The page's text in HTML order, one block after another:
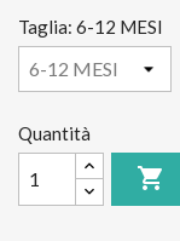
Taglia: 6-12 MESI
Quantità
